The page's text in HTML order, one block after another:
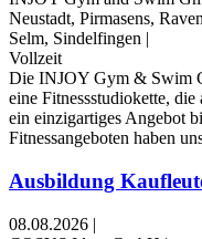
Neustadt, Pirmasens,
Selm, Sindelfingen |
Vollzeit
Die INJOY Gym & Swim
eine Fitnessstudiokette,
ein einzigartiges Angebot
Fitnessangeboten haben
Ausbildung
08.08.2026 |